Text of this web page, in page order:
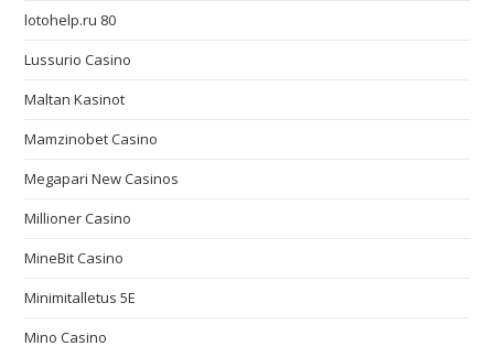
lotohelp.ru 80
Lussurio Casino
Maltan Kasinot
Mamzinobet Casino
Megapari New Casinos
Millioner Casino
MineBit Casino
Minimitalletus 5E
Mino Casino